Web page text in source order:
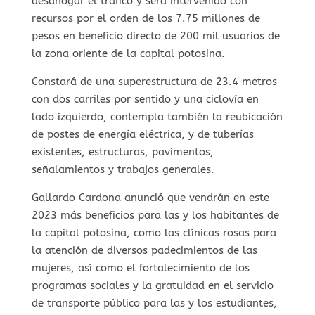
recursos por el orden de los 7.75 millones de
pesos en beneficio directo de 200 mil usuarios de
la zona oriente de la capital potosina.
Constará de una superestructura de 23.4 metros
con dos carriles por sentido y una ciclovía en
lado izquierdo, contempla también la reubicación
de postes de energía eléctrica, y de tuberías
existentes, estructuras, pavimentos,
señalamientos y trabajos generales.
Gallardo Cardona anunció que vendrán en este
2023 más beneficios para las y los habitantes de
la capital potosina, como las clínicas rosas para
la atención de diversos padecimientos de las
mujeres, así como el fortalecimiento de los
programas sociales y la gratuidad en el servicio
de transporte público para las y los estudiantes,